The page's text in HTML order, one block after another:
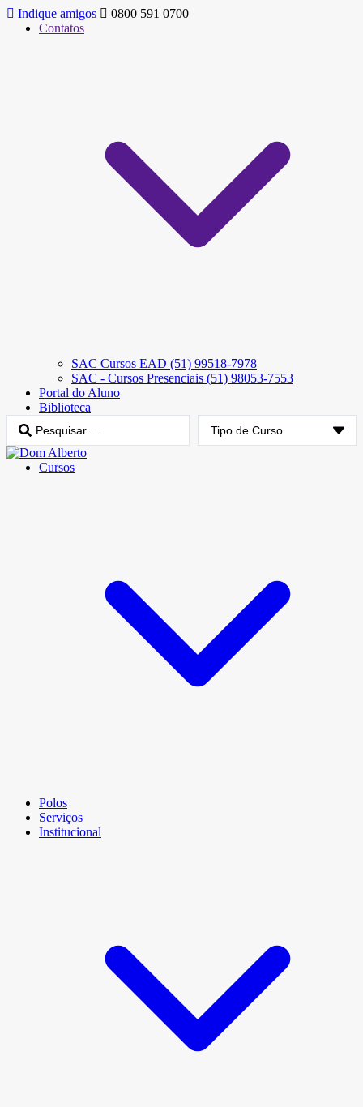
Indique amigos
0800 591 0700
Contatos
SAC Cursos EAD (51) 99518-7978
SAC - Cursos Presenciais (51) 98053-7553
Portal do Aluno
Biblioteca
Cursos
Polos
Serviços
Institucional